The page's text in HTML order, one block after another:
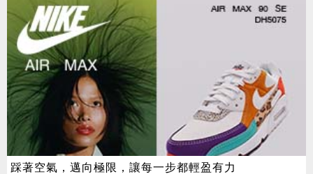
踩著空氣，邁向極限，讓每一步都輕盈有力